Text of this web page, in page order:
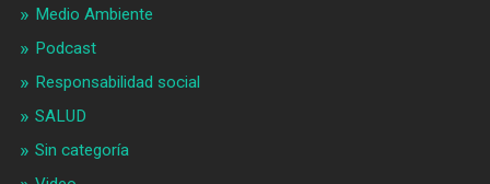
Medio Ambiente
Podcast
Responsabilidad social
SALUD
Sin categoría